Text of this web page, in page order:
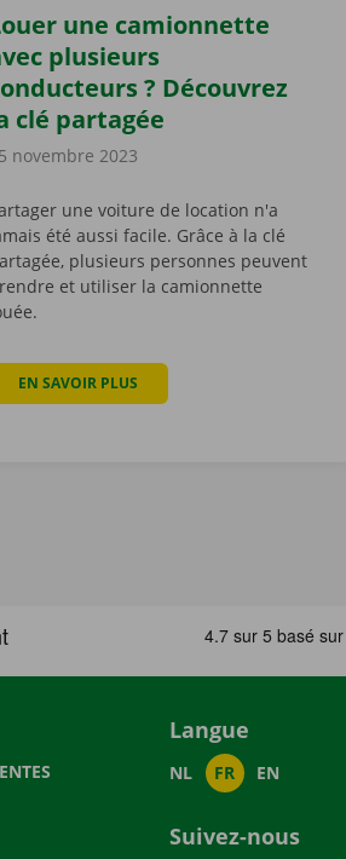
SHOP OPTIMISE ENCORE L’EXPÉRIENCE CLIENT
une camionnette
plusieurs
? Découvrez
clé partagée
novembre 2023
une voiture de location n'a
été aussi facile. Grâce à la clé
plusieurs personnes peuvent
et utiliser la camionnette
EN SAVOIR PLUS
Langue
NL FR EN
Suivez-nous